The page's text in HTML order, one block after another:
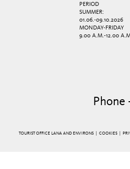
PERIOD
SUMMER:
01.06.-09.10.2026
MONDAY-FRIDAY
9.00 A.M.-12.00
Phone
TOURIST OFFICE LANA AND ENVIRONS | COOKIES|